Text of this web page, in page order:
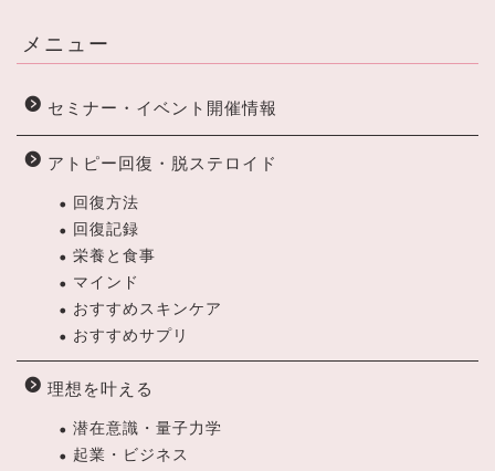
メニュー
セミナー・イベント開催情報
アトピー回復・脱ステロイド
回復方法
回復記録
栄養と食事
マインド
おすすめスキンケア
おすすめサプリ
理想を叶える
潜在意識・量子力学
起業・ビジネス